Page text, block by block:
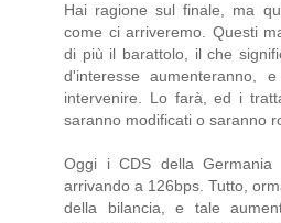
Hai ragione sul finale, ma
come ci arriveremo. Questi
di più il barattolo, il che
d'interesse aumenteranno,
intervenire. Lo farà, ed i
saranno modificati o saranno
Oggi i CDS della
arrivando a 126bps. Tutto,
della bilancia, e tale